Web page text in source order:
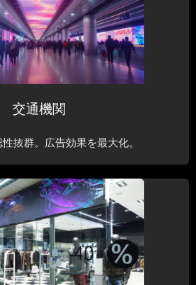
交通機関
抜群。広告効果を最大化。